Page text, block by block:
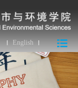
English